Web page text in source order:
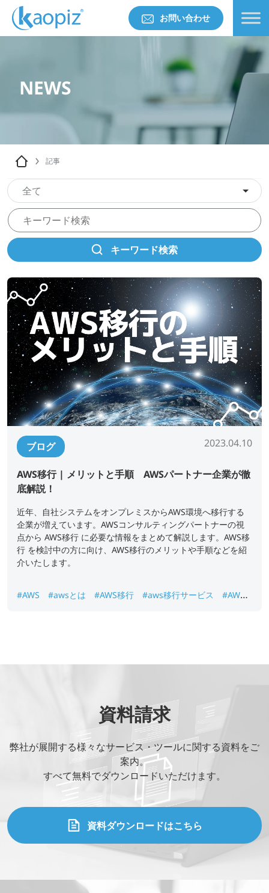
お問い合わせ
NEWS
記事
全て
キーワード検索
ブログ 2023.04.10
AWS移行 | メリットと手順 AWSパートナー企業が徹
底解説！
近年、自社システムをオンプレミスからAWS環境へ移行する
企業が増えています。AWSコンサルティングパートナーの視
点から AWS移行 に必要な情報をまとめて解説します。AWS移
行 を検討中の方に向け、AWS移行のメリットや手順などを紹
介いたします。
#AWS #awsとは #AWS移行 #aws移行サービス
#AWS
資料請求
弊社が展開する様々なサービス・ツールに関する資料をご
案内。
すべて無料でダウンロードいただけます。
資料ダウンロードはこちら